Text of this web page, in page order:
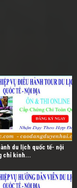
du lịch quốc tế- nội
chỉ kinh...